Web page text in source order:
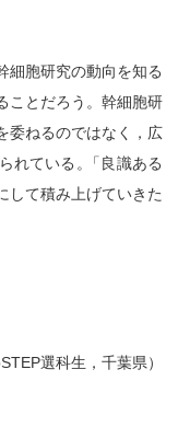
胞研究の動向を知る
ことだろう。幹細胞研
委ねるのではなく，広
れている 。
「良識ある
して積み上げていきた
選科生，千葉県）